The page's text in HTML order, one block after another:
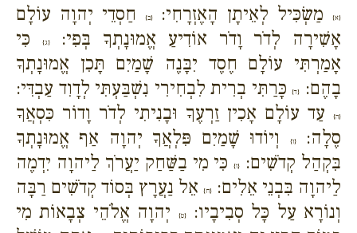
{א}מַשְׂכִּיל לְאֵיתָן הָאֶזְרָחִי:{ב}
חַסְדֵי יְהוָה עוֹלָם
אָשִׁירָה לְדֹר וָדֹר אוֹדִיעַ אֱמוּנָתְךָ בְּפִי:{ג}
כִּי
אָמַרְתִּי עוֹלָם חֶסֶד יִבָּנֶה שָׁמַיִם תָּכִן אֱמוּנָתְךָ
בָהֶם:
{ד}כָּרַתִּי בְרִית לִבְחִירִי נִשְׁבַּעְתִּי לְדָוִד עַבְדִּי:
{ה}
עַד עוֹלָם אָכִין זַרְעֶךָ וּבָנִיתִי לְדֹר וָדוֹר כִּסְאֲךָ
סֶלָה:{ו}
וְיוֹדוּ שָׁמַיִם פִּלְאֲךָ יְהוָה אַף אֱמוּנָתְךָ
בִּקְהַל קְדֹשִׁים:
{ז}כִּי מִי בַשַּׁחַק יַעֲרֹךְ לַיהוָה יִדְמֶה
לַיהוָה בִּבְנֵי אֵלִים:
{ח} אֵל נַעֲרָץ בְּסוֹד קְדֹשִׁים רַבָּה
וְנוֹרָא עַל כָּל סְבִיבָיו:{ט}
יְהוָה אֱלֹהֵי צְבָאוֹת מִי